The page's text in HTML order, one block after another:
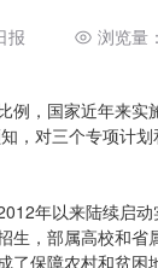
报 浏览量
例，国家近年来
，对三个专项计
年以来陆续启
生，部属高校和
了保障农村和贫